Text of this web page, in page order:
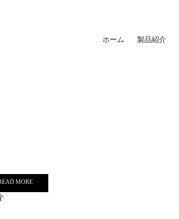
ホーム 製品紹介
MORE